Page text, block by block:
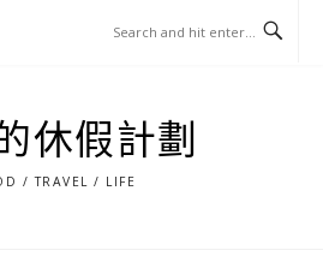
休假計劃
/ TRAVEL / LIFE